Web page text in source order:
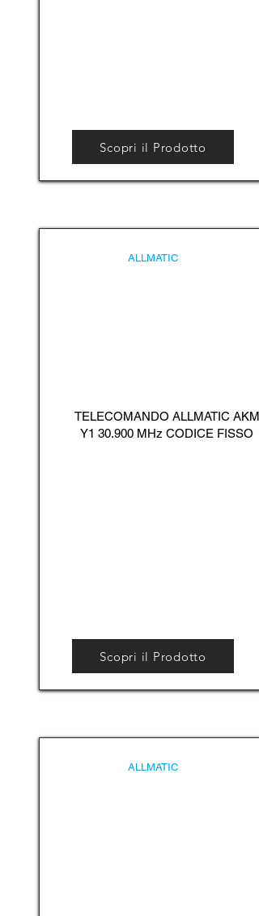
Scopri il Prodotto
ALLMATIC
TELECOMANDO ALLMATIC AKM
Y1 30.900 MHz CODICE FISSO
Scopri il Prodotto
ALLMATIC